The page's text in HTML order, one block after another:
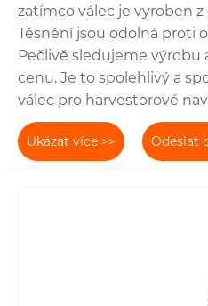
zatímco válec je vyroben
Těsnění jsou odolná proti
Pečlivě sledujeme výrobu
cenu. Je to spolehlivý a
válec pro harvestorové
Ukázat více >> Odeslat